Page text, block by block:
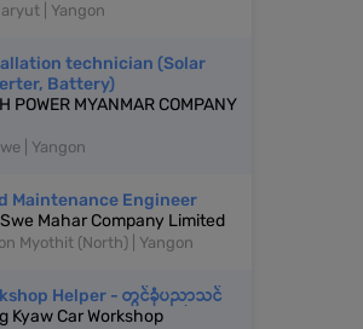
| Yangon
technician (Solar
Battery)
POWER MYANMAR COMPANY
| Yangon
Maintenance Engineer
Mahar Company Limited
Myothit (North) | Yangon
Helper - တွင်ခုံပညာသင်
Kyaw Car Workshop